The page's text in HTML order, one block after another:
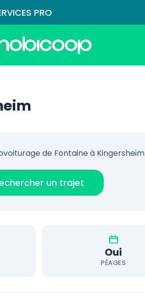
PRO
de Fontaine à Kingersheim
un trajet
Oui
PÉAGES